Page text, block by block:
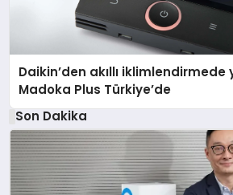
Daikin’den akıllı iklimlendirmede
Madoka Plus Türkiye’de
Son Dakika